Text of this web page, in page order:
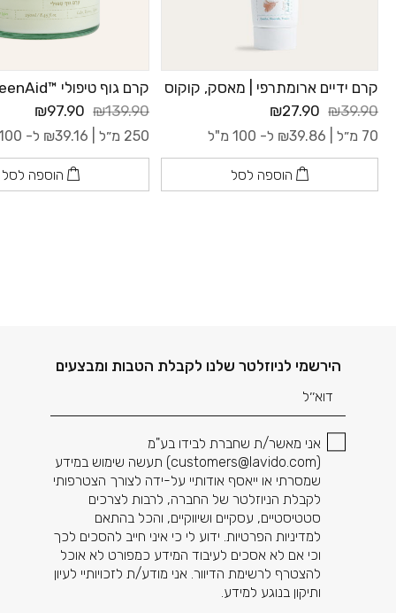
קרם ידיים ארומתרפי | מאסק, קוקוס
₪39.90
₪27.90
70 מ״ל | ₪39.86 ל- 100 מ"ל
הוספה לסל
קרם גוף טיפולי ™GreenAid
₪139.90
₪97.90
250 מ״ל | ₪39.16 ל- 100 מ"ל
הוספה לסל
הירשמי לניוזלטר שלנו לקבלת הטבות ומבצעים
דוא׳׳ל
אני מאשר/ת שחברת לבידו בע"מ
(
customers@lavido.com) תעשה שימוש במידע
שמסרתי או ייאסף אודותיי על-ידה לצורך הצטרפותי
לקבלת הניוזלטר של החברה, לרבות לצרכים
סטטיסטיים, עסקיים ושיווקיים, והכל בהתאם
למדיניות הפרטיות. ידוע לי כי איני חייב להסכים לכך
וכי אם לא אסכים לעיבוד המידע כמפורט לא אוכל
להצטרף לרשימת הדיוור. אני מודע/ת לזכויותיי לעיון
ותיקון בנוגע למידע.